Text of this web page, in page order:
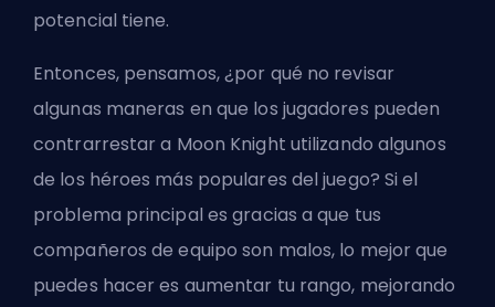
potencial tiene.
Entonces, pensamos, ¿por qué no revisar
algunas maneras en que los jugadores pueden
contrarrestar a Moon Knight utilizando algunos
de los héroes más populares del juego? Si el
problema principal es gracias a que tus
compañeros de equipo son malos, lo mejor que
puedes hacer es aumentar tu rango, mejorando